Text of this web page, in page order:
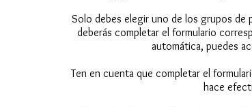
Solo debes elegir uno de los grupos de
deberás completar el formulario
automática, puedes
Ten en cuenta que completar el
hace